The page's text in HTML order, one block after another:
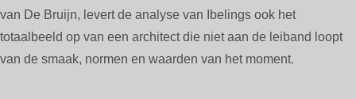
van De Bruijn, levert de analyse van Ibelings ook het
totaalbeeld op van een architect die niet aan de leiband loopt
van de smaak, normen en waarden van het moment.